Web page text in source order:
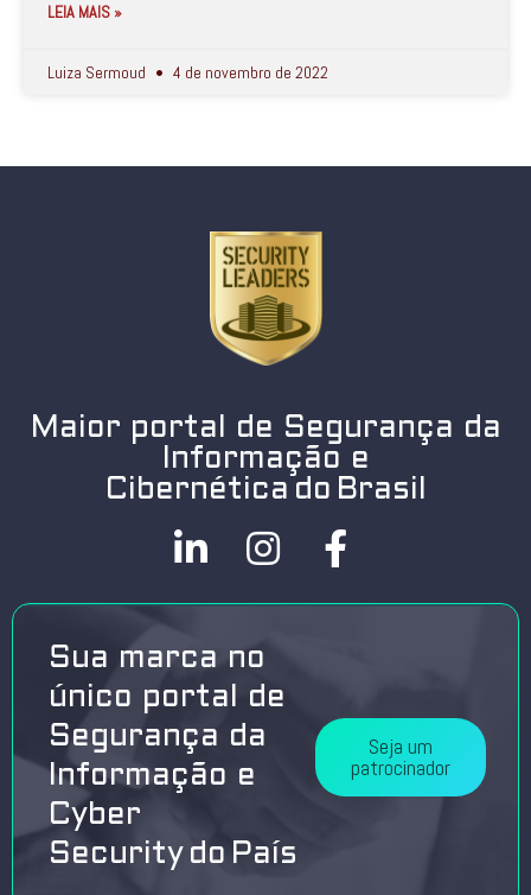
LEIA MAIS »
Luiza Sermoud 4 de novembro de 2022
Maior portal de Segurança da
Informação e
Cibernética do Brasil
Sua marca no
único portal de
Segurança da
Informação e
Cyber
Security do País
Seja um
patrocinador